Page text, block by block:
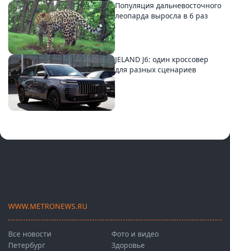
Популяция дальневосточного
леопарда выросла в 6 раз
JELAND J6: один кроссовер
для разных сценариев
WWW.METRONEWS.RU
Все новости
Петербург
Фото и видео
Здоровье